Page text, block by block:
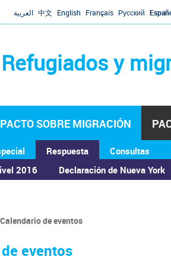
العربية 中文 English Français Русский
Refugiados y
PACTO SOBRE MIGRACIÓN
Respuesta
2016
Declaración de Nueva York
Consultas
Calendario de eventos
eventos